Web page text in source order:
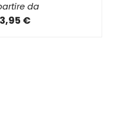
da
€